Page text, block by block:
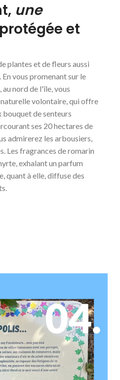
une
protégée et
plantes et de fleurs aussi
vous promenant sur le
nord de l'île, vous
volontaire, qui offre
bouquet de senteurs
ses 20 hectares de
admirerez les arbousiers,
Les fragrances de romarin
exhalant un parfum
quant à elle, diffuse des